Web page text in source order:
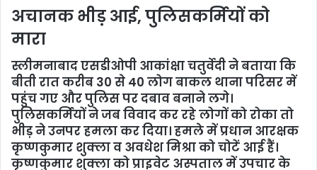
अचानक भीड़ आई, पुलिसकर्मियों को
मारा
स्लीमनाबाद एसडीओपी आकांक्षा चतुर्वेदी ने बताया कि
बीती रात करीब 30 से 40 लोग बाकल थाना परिसर में
पहुंच गए और पुलिस पर दबाव बनाने लगे।
पुलिसकर्मियों ने जब विवाद कर रहे लोगों को रोका तो
भीड़ ने उनपर हमला कर दिया। हमले में प्रधान आरक्षक
कृष्णकुमार शुक्ला व अवधेश मिश्रा को चोटें आई हैं।
कृष्णकुमार शुक्ला को प्राइवेट अस्पताल में उपचार के